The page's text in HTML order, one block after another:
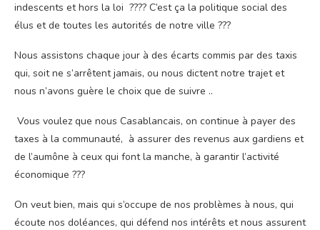
indescents et hors la loi ???? C’est ça la politique social des
élus et de toutes les autorités de notre ville ???
Nous assistons chaque jour à des écarts commis par des taxis
qui, soit ne s’arrêtent jamais, ou nous dictent notre trajet et
nous n’avons guère le choix que de suivre ..
Vous voulez que nous Casablancais, on continue à payer des
taxes à la communauté, à assurer des revenus aux gardiens et
de l’aumône à ceux qui font la manche, à garantir l’activité
économique ???
On veut bien, mais qui s’occupe de nos problèmes à nous, qui
écoute nos doléances, qui défend nos intérêts et nous assurent